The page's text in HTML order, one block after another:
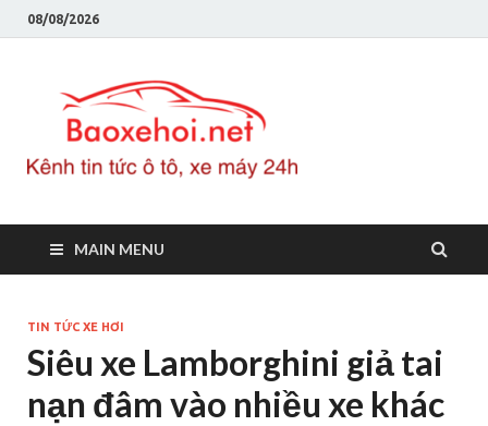
08/08/2026
MAIN MENU
TIN TỨC XE HƠI
Siêu xe Lamborghini giả tai
nạn đâm vào nhiều xe khác